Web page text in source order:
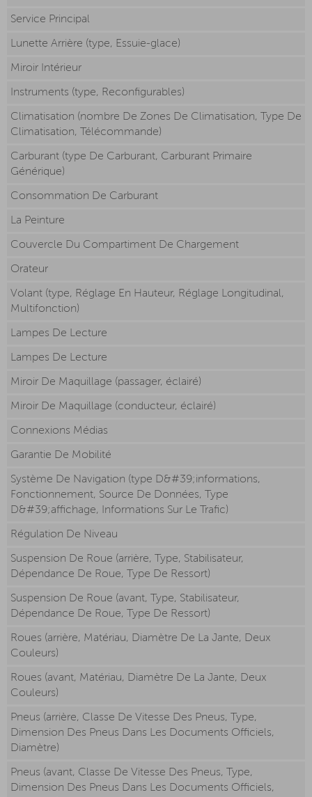
Service Principal
Lunette Arrière (type, Essuie-glace)
Miroir Intérieur
Instruments (type, Reconfigurables)
Climatisation (nombre De Zones De Climatisation, Type De
Climatisation, Télécommande)
Carburant (type De Carburant, Carburant Primaire
Générique)
Consommation De Carburant
La Peinture
Couvercle Du Compartiment De Chargement
Orateur
Volant (type, Réglage En Hauteur, Réglage Longitudinal,
Multifonction)
Lampes De Lecture
Lampes De Lecture
Miroir De Maquillage (passager, éclairé)
Miroir De Maquillage (conducteur, éclairé)
Connexions Médias
Garantie De Mobilité
Système De Navigation (type D&#39;informations,
Fonctionnement, Source De Données, Type
D&#39;affichage, Informations Sur Le Trafic)
Régulation De Niveau
Suspension De Roue (arrière, Type, Stabilisateur,
Dépendance De Roue, Type De Ressort)
Suspension De Roue (avant, Type, Stabilisateur,
Dépendance De Roue, Type De Ressort)
Roues (arrière, Matériau, Diamètre De La Jante, Deux
Couleurs)
Roues (avant, Matériau, Diamètre De La Jante, Deux
Couleurs)
Pneus (arrière, Classe De Vitesse Des Pneus, Type,
Dimension Des Pneus Dans Les Documents Officiels,
Diamètre)
Pneus (avant, Classe De Vitesse Des Pneus, Type,
Dimension Des Pneus Dans Les Documents Officiels,